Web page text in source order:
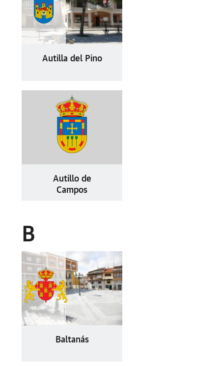
Autilla del Pino
Autillo de
Campos
B
Baltanás